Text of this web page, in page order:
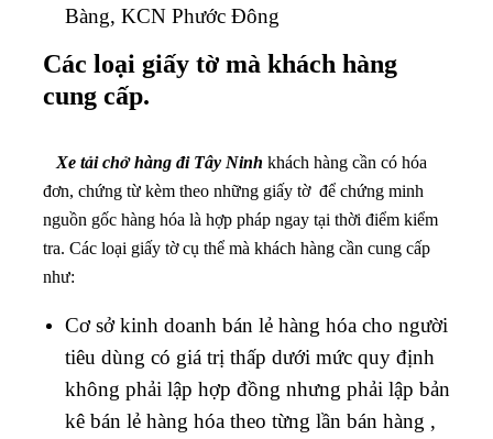
Bàng, KCN Phước Đông
Các loại giấy tờ mà khách hàng
cung cấp.
Xe tải chở hàng đi Tây Ninh khách hàng cần có hóa
đơn, chứng từ kèm theo những giấy tờ để chứng minh
nguồn gốc hàng hóa là hợp pháp ngay tại thời điểm kiểm
tra. Các loại giấy tờ cụ thể mà khách hàng cần cung cấp
như:
Cơ sở kinh doanh bán lẻ hàng hóa cho người
tiêu dùng có giá trị thấp dưới mức quy định
không phải lập hợp đồng nhưng phải lập bản
kê bán lẻ hàng hóa theo từng lần bán hàng ,